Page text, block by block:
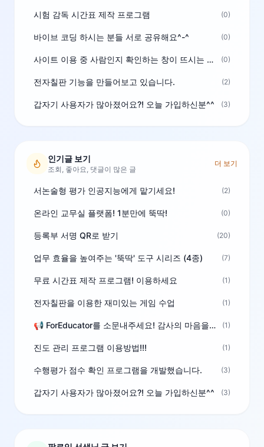
시험 감독 시간표 제작 프로그램 (0)
바이브 코딩 하시는 분들 서로 공유해요^-^ (0)
사이트 이용 중 사람인지 확인하는 창이 뜨시는 분은 알려주세요 (0)
전자칠판 기능을 만들어보고 있습니다. (2)
갑자기 사용자가 많아졌어요?! 오늘 가입하신분^^ (3)
인기글 보기
조회, 좋아요, 댓글이 많은 글
더 보기
서논술형 평가 인공지능에게 맡기세요! (2)
온라인 교무실 플랫폼! 1분만에 뚝딱! (0)
등록부 서명 QR로 받기 (20)
업무 효율을 높여주는 '뚝딱' 도구 시리즈 (4종) (7)
무료 시간표 제작 프로그램! 이용하세요 (1)
전자칠판을 이용한 재미있는 게임 수업 (1)
📢 ForEducator를 소문내주세요! 감사의 마음을 담은 포인트 선물 (1)
진도 관리 프로그램 이용방법!!! (1)
수행평가 점수 확인 프로그램을 개발했습니다. (3)
갑자기 사용자가 많아졌어요?! 오늘 가입하신분^^ (3)